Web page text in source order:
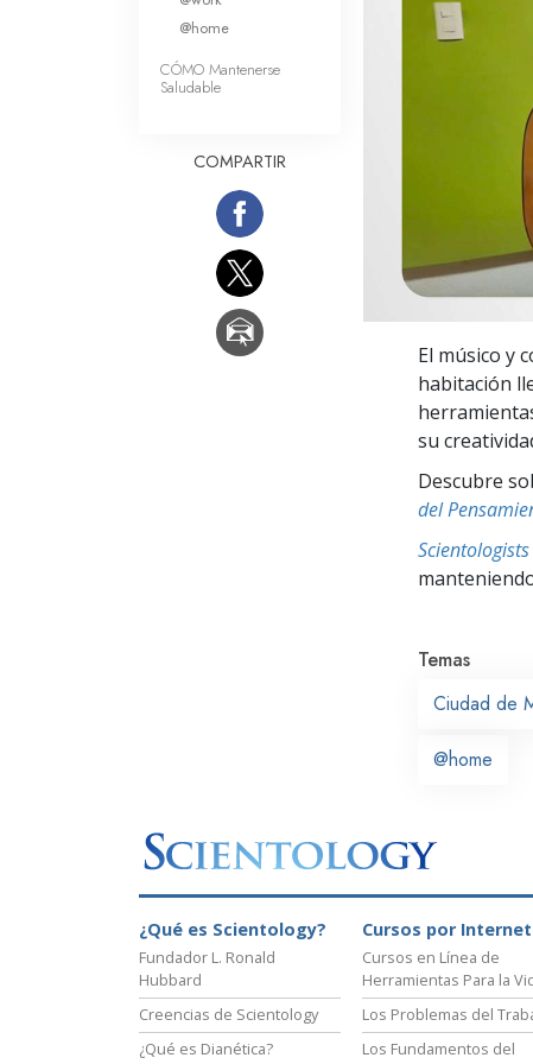
Amor y Odio: ¿Qué
El músico y
habitación
su
Descubre
del
Temas
Ciudad de
@home
@home
CÓMO Mantenerse
Saludable
COMPARTIR
¿Qué es Scientology?
Fundador L. Ronald
Hubbard
Creencias de Scientology
¿Qué es Dianética?
Cursos por Internet
Cursos en Línea de
Herramientas Para la
Los Problemas del
Los Fundamentos del